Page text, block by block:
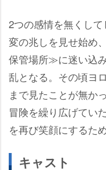
2つの感情を無くし
変の兆しを見せ始め
保管場所≫に迷い込
乱となる。その頃ヨ
まで見たことが無か
冒険を繰り広げてい
を再び笑顔にするた
キャスト